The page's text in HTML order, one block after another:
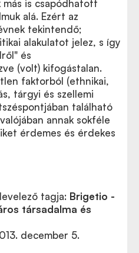
más is csapódhatott
alá. Ezért az
tekintendő;
alakulatot jelez, s így
és
(volt) kifogástalan.
faktorból (ethnikai,
tárgyi és szellemi
található
annak sokféle
érdemes és érdekes
tagja: Brigetio -
társadalma és
december 5.